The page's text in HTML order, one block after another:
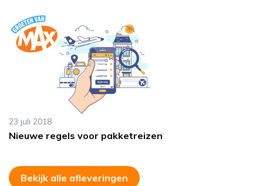
23 juli 2018
Nieuwe regels voor pakketreizen
Bekijk alle afleveringen